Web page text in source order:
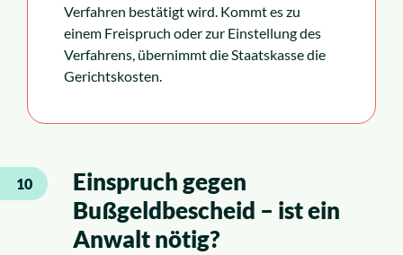
Verfahren bestätigt wird. Kommt es zu
einem Freispruch oder zur Einstellung des
Verfahrens, übernimmt die Staatskasse die
Gerichtskosten.
10
Einspruch gegen
Bußgeldbescheid – ist ein
Anwalt nötig?